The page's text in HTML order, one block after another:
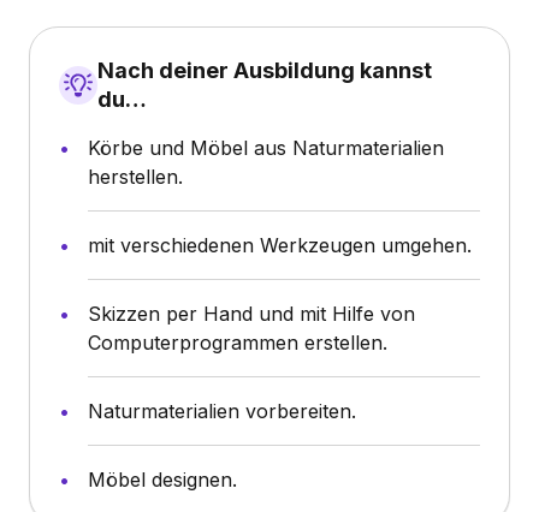
Nach deiner Ausbildung kannst
du…
Körbe und Möbel aus Naturmaterialien
herstellen.
mit verschiedenen Werkzeugen umgehen.
Skizzen per Hand und mit Hilfe von
Computerprogrammen erstellen.
Naturmaterialien vorbereiten.
Möbel designen.